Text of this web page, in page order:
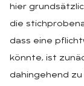
hier
die
dass eine
könnte, ist
dahingehend